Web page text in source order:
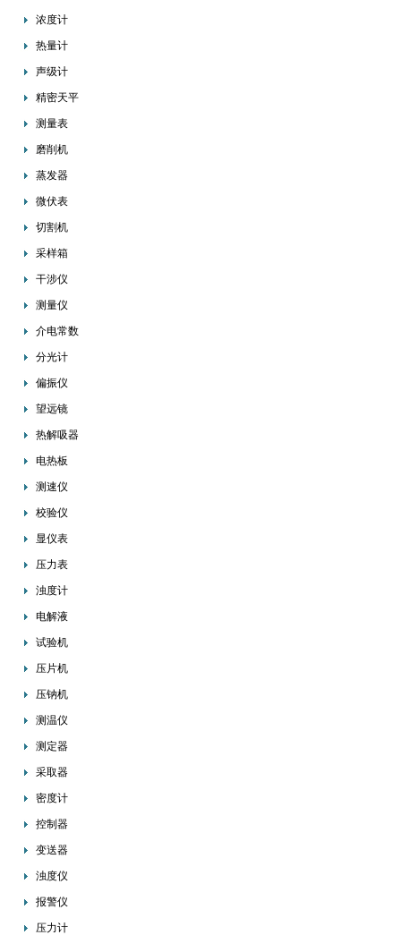
浓度计
热量计
声级计
精密天平
测量表
磨削机
蒸发器
微伏表
切割机
采样箱
干涉仪
测量仪
介电常数
分光计
偏振仪
望远镜
热解吸器
电热板
测速仪
校验仪
显仪表
压力表
浊度计
电解液
试验机
压片机
压钠机
测温仪
测定器
采取器
密度计
控制器
变送器
浊度仪
报警仪
压力计